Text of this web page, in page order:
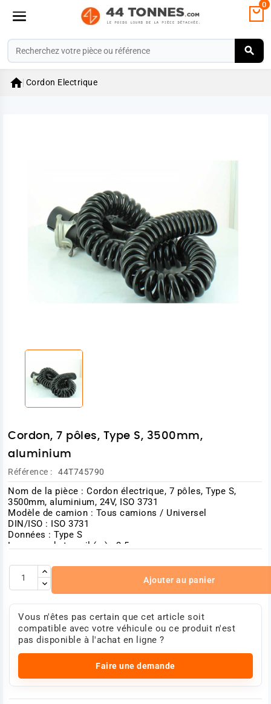
0
 Cordon Electrique
Cordon, 7 pôles, Type S, 3500mm,
aluminium
Référence : 44T745790
Nom de la pièce : Cordon électrique, 7 pôles, Type S,
3500mm, aluminium, 24V, ISO 3731
Modèle de camion : Tous camions / Universel
DIN/ISO : ISO 3731
Données : Type S
Longueur de travail (m) : 3.5
Voltage (V) : 24
Référence :
Photo en 360°
Ajouter au panier
Vous n'êtes pas certain que cet article soit
compatible avec votre véhicule ou ce produit n'est
pas disponible à l'achat en ligne ?
Faire une demande